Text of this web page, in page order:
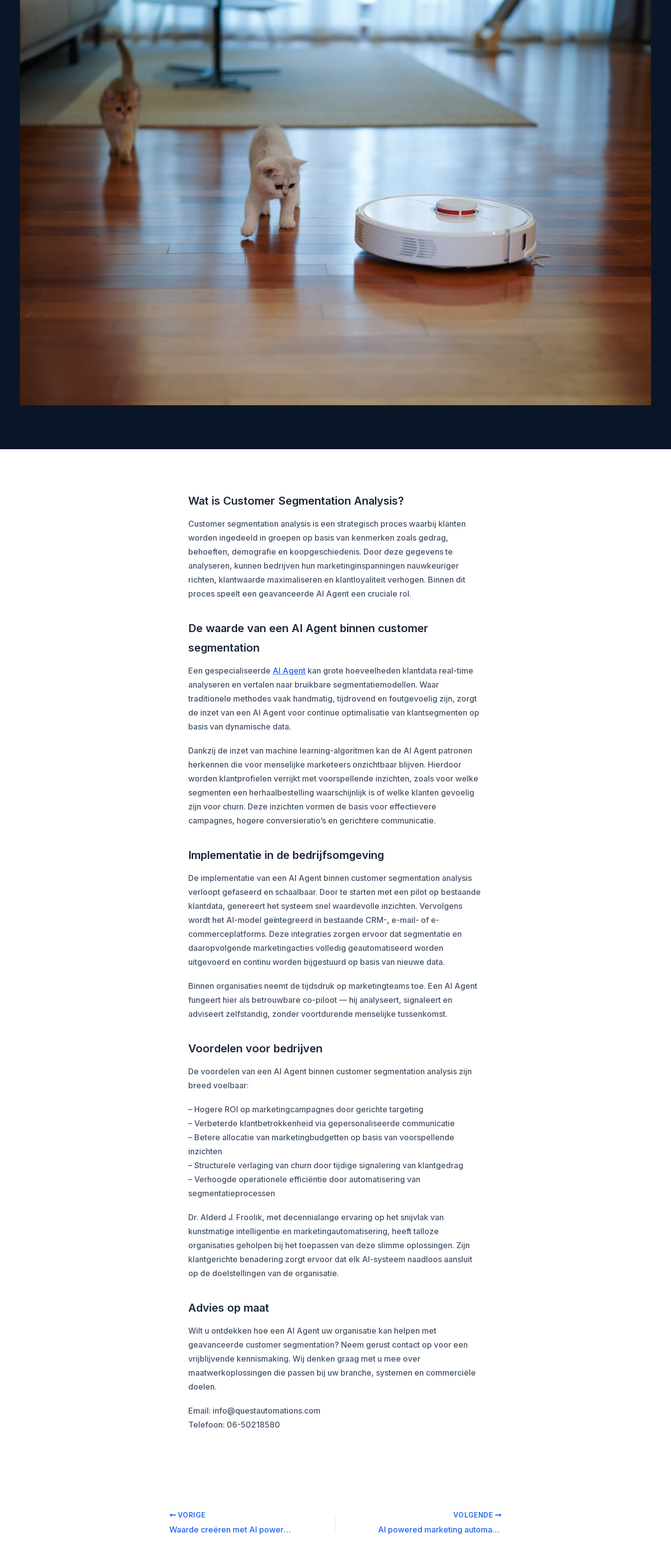
Wat is Customer Segmentation Analysis?
Customer segmentation analysis is een strategisch proces waarbij klanten
worden ingedeeld in groepen op basis van kenmerken zoals gedrag,
behoeften, demografie en koopgeschiedenis. Door deze gegevens te
analyseren, kunnen bedrijven hun marketinginspanningen nauwkeuriger
richten, klantwaarde maximaliseren en klantloyaliteit verhogen. Binnen dit
proces speelt een geavanceerde AI Agent een cruciale rol.
De waarde van een AI Agent binnen customer
segmentation
Een gespecialiseerde AI Agent kan grote hoeveelheden klantdata real-time
analyseren en vertalen naar bruikbare segmentatiemodellen. Waar
traditionele methodes vaak handmatig, tijdrovend en foutgevoelig zijn, zorgt
de inzet van een AI Agent voor continue optimalisatie van klantsegmenten op
basis van dynamische data.
Dankzij de inzet van machine learning-algoritmen kan de AI Agent patronen
herkennen die voor menselijke marketeers onzichtbaar blijven. Hierdoor
worden klantprofielen verrijkt met voorspellende inzichten, zoals voor welke
segmenten een herhaalbestelling waarschijnlijk is of welke klanten gevoelig
zijn voor churn. Deze inzichten vormen de basis voor effectievere
campagnes, hogere conversieratio’s en gerichtere communicatie.
Implementatie in de bedrijfsomgeving
De implementatie van een AI Agent binnen customer segmentation analysis
verloopt gefaseerd en schaalbaar. Door te starten met een pilot op bestaande
klantdata, genereert het systeem snel waardevolle inzichten. Vervolgens
wordt het AI-model geïntegreerd in bestaande CRM-, e-mail- of e-
commerceplatforms. Deze integraties zorgen ervoor dat segmentatie en
daaropvolgende marketingacties volledig geautomatiseerd worden
uitgevoerd en continu worden bijgestuurd op basis van nieuwe data.
Binnen organisaties neemt de tijdsdruk op marketingteams toe. Een AI Agent
fungeert hier als betrouwbare co-piloot — hij analyseert, signaleert en
adviseert zelfstandig, zonder voortdurende menselijke tussenkomst.
Voordelen voor bedrijven
De voordelen van een AI Agent binnen customer segmentation analysis zijn
breed voelbaar:
– Hogere ROI op marketingcampagnes door gerichte targeting
– Verbeterde klantbetrokkenheid via gepersonaliseerde communicatie
– Betere allocatie van marketingbudgetten op basis van voorspellende
inzichten
– Structurele verlaging van churn door tijdige signalering van klantgedrag
– Verhoogde operationele efficiëntie door automatisering van
segmentatieprocessen
Dr. Alderd J. Froolik, met decennialange ervaring op het snijvlak van
kunstmatige intelligentie en marketingautomatisering, heeft talloze
organisaties geholpen bij het toepassen van deze slimme oplossingen. Zijn
klantgerichte benadering zorgt ervoor dat elk AI-systeem naadloos aansluit
op de doelstellingen van de organisatie.
Advies op maat
Wilt u ontdekken hoe een AI Agent uw organisatie kan helpen met
geavanceerde customer segmentation? Neem gerust contact op voor een
vrijblijvende kennismaking. Wij denken graag met u mee over
maatwerkoplossingen die passen bij uw branche, systemen en commerciële
doelen.
Email: info@questautomations.com
Telefoon: 06-50218580
VORIGE
Waarde creëren met AI powered marketing automation
VOLGENDE
AI powered marketing automation bij SEO keyword research